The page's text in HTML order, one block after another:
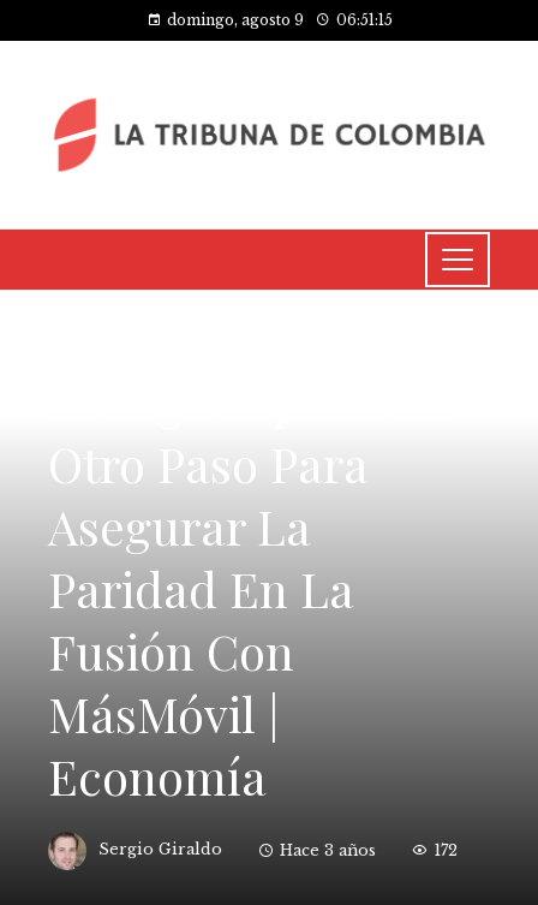
domingo, agosto 9 06:51:16
Otro Paso Para
Asegurar La
Paridad En La
Fusión Con
MásMóvil |
Economía
Sergio Giraldo Hace 3 años 172